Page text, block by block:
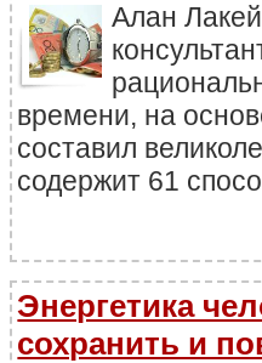
Алан
времени, на
составил
содержит 61
Энергетика
сохранить и